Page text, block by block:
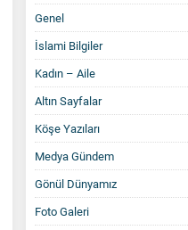
Genel
İslami Bilgiler
Kadın – Aile
Altın Sayfalar
Köşe Yazıları
Medya Gündem
Gönül Dünyamız
Foto Galeri